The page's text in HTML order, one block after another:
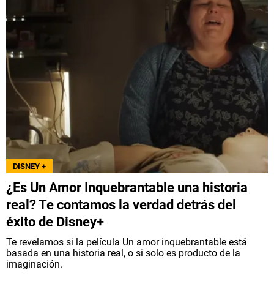
DISNEY +
¿Es Un Amor Inquebrantable una historia
real? Te contamos la verdad detrás del
éxito de Disney+
Te revelamos si la película Un amor inquebrantable está
basada en una historia real, o si solo es producto de la
imaginación.